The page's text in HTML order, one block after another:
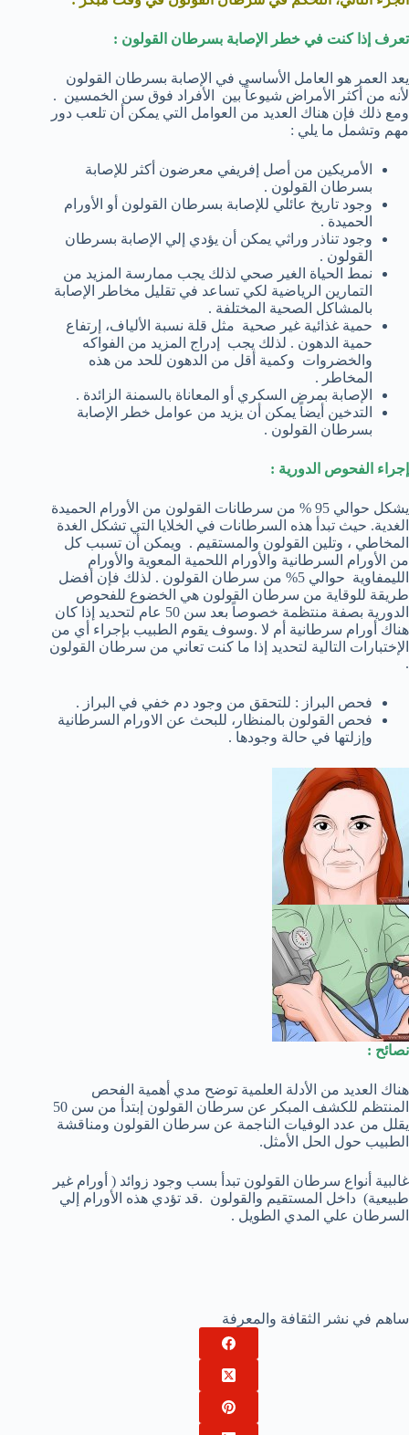
تعرف إذا كنت في خطر الإصابة بسرطان القولون :
يعد العمر هو العامل الأساسي في الإصابة بسرطان القولون
لأنه من أكثر الأمراض شيوعاً بين الأفراد فوق سن الخمسين .
ومع ذلك فإن هناك العديد من العوامل التي يمكن أن تلعب دور
مهم وتشمل ما يلي :
الأمريكين من أصل إفريفي معرضون أكثر للإصابة
بسرطان القولون .
وجود تاريخ عائلي للإصابة بسرطان القولون أو الأورام
الحميدة .
وجود تناذر وراثي يمكن أن يؤدي إلي الإصابة بسرطان
القولون .
نمط الحياة الغير صحي لذلك يجب ممارسة المزيد من
التمارين الرياضية لكي تساعد في تقليل مخاطر الإصابة
بالمشاكل الصحية المختلفة .
حمية غذائية غير صحية مثل قلة نسبة الألياف، إرتفاع
حمية الدهون . لذلك يجب إدراج المزيد من الفواكه
والخضروات وكمية أقل من الدهون للحد من هذه
المخاطر .
الإصابة بمرض السكري أو المعاناة بالسمنة الزائدة .
التدخين أيضاً يمكن أن يزيد من عوامل خطر الإصابة
بسرطان القولون .
إجراء الفحوص الدورية :
يشكل حوالي 95 % من سرطانات القولون من الأورام الحميدة
الغدية. حيث تبدأ هذه السرطانات في الخلايا التي تشكل الغدة
المخاطي ، وتلين القولون والمستقيم . ويمكن أن تسبب كل
من الأورام السرطانية والأورام اللحمية المعوية والأورام
الليمفاوية حوالي 5% من سرطان القولون . لذلك فإن أفضل
طريقة للوقاية من سرطان القولون هي الخضوع للفحوص
الدورية بصفة منتظمة خصوصاً بعد سن 50 عام لتحديد إذا كان
هناك أورام سرطانية أم لا .وسوف يقوم الطبيب بإجراء أي من
الإختبارات التالية لتحديد إذا ما كنت تعاني من سرطان القولون
.
فحص البراز : للتحقق من وجود دم خفي في البراز .
فحص القولون بالمنظار، للبحث عن الاورام السرطانية
وإزلتها في حالة وجودها .
نصائح :
هناك العديد من الأدلة العلمية توضح مدي أهمية الفحص
المنتظم للكشف المبكر عن سرطان القولون إبتدأ من سن 50
يقلل من عدد الوفيات الناجمة عن سرطان القولون ومناقشة
الطبيب حول الحل الأمثل.
غالبية أنواع سرطان القولون تبدأ بسب وجود زوائد ( أورام غير
طبيعية) داخل المستقيم والقولون .قد تؤدي هذه الأورام إلي
السرطان علي المدي الطويل .
ساهم في نشر الثقافة والمعرفة